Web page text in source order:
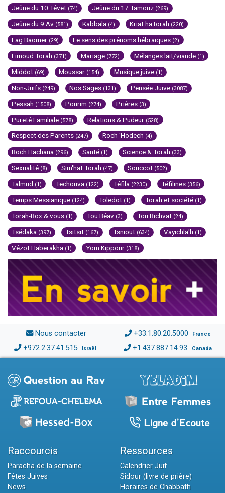
Jeûne du 10 Tévet (74) Jeûne du 17 Tamouz (269)
Jeûne du 9 Av (581) Kabbala (4) Kriat haTorah (220)
Lag Baomer (29) Le sens des prénoms hébraïques (2)
Limoud Torah (371) Mariage (772) Mélanges lait/viande (1)
Middot (69) Moussar (154) Musique juive (1)
Non-Juifs (249) Nos Sages (131) Pensée Juive (3087)
Pessah (1508) Pourim (274) Prières (3)
Pureté Familiale (578) Relations & Pudeur (528)
Respect des Parents (247) Roch 'Hodech (4)
Roch Hachana (296) Santé (1) Science & Torah (33)
Sexualité (8) Sim'hat Torah (47) Souccot (502)
Talmud (1) Techouva (122) Téfila (2230) Téfilines (356)
Temps Messianique (124) Toledot (1) Torah et société (1)
Torah-Box & vous (1) Tou Béav (3) Tou Bichvat (24)
Tsédaka (397) Tsitsit (167) Tsniout (634) Vayichla'h (1)
Vézot Haberakha (1) Yom Kippour (318)
Nous contacter +33.1.80.20.5000 France
+972.2.37.41.515 Israël +1.437.887.14.93 Canada
Raccourcis
Paracha de la semaine
Fêtes Juives
News
Ressources
Calendrier Juif
Sidour (livre de prière)
Horaires de Chabbath